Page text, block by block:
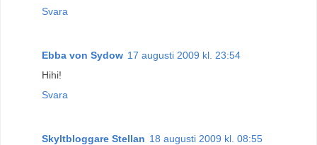
Svara
Ebba von Sydow 17 augusti 2009 kl. 23:54
Hihi!
Svara
Skyltbloggare Stellan 18 augusti 2009 kl. 08:55